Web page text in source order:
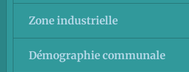
Zone industrielle
Démographie communale